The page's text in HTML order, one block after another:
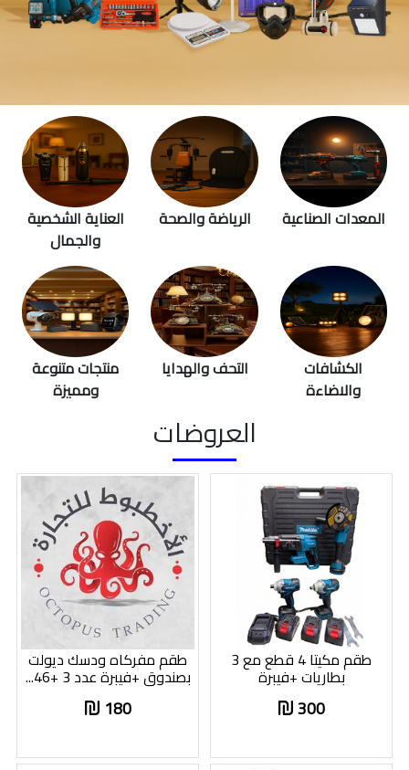
المعدات الصناعية الرياضة والصحة
العناية الشخصية
والجمال
الكشافات
والاضاءة
التحف والهدايا
منتجات متنوعة
ومميزة
العروضات
طقم مكيتا 4 قطع مع 3
بطاريات +فيبرة
300
طقم مفركاه ودسك ديولت
بصندوق +فيبرة عدد 3 +46...
180